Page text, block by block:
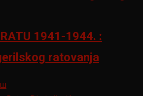
1941-1944. :
ratovanja